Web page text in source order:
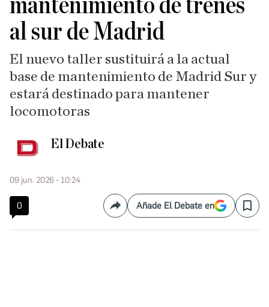
mantenimiento de trenes
al sur de Madrid
El nuevo taller sustituirá a la actual
base de mantenimiento de Madrid Sur y
estará destinado para mantener
locomotoras
El Debate
09 jun. 2026 - 10:24
0 CompartirAñade El Debate en Save